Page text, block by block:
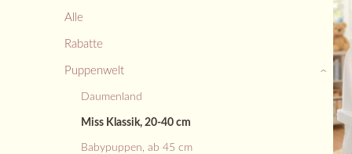
Alle
Rabatte
Puppenwelt
Daumenland
Miss Klassik, 20-40 cm
Babypuppen, ab 45 cm
›